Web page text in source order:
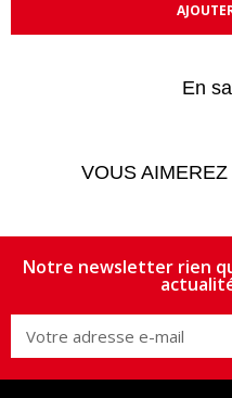
En
VOUS
Notre newsletter rien